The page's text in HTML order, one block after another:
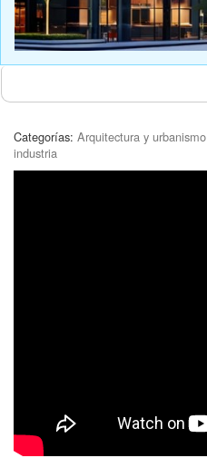
Categorías: Arquitectura y urbanismo
industria